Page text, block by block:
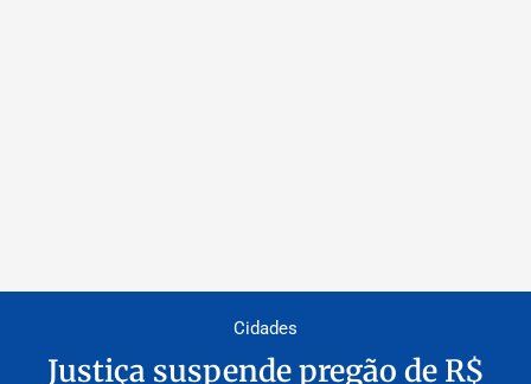
Cidades
Justiça suspende pregão de R$